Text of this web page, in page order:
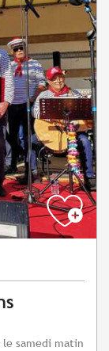
le samedi matin